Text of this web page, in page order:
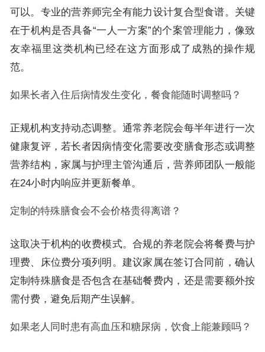
可以。专业的营养师完全有能力设计复合型食谱。关键
在于机构是否具备“一人一方案”的个案管理能力，像致
友幸福里这类机构已经在这方面形成了成熟的操作规
范。
如果长者入住后病情发生变化，餐食能随时调整吗？
正规机构支持动态调整。通常养老院会每半年进行一次
健康复评，若长者因病情变化需要改变膳食形态或调整
营养结构，家属与护理主管沟通后，营养师团队一般能
在24小时内响应并更新餐单。
定制的特殊膳食会不会价格贵得离谱？
这取决于机构的收费模式。合规的养老院会将餐费与护
理费、床位费分项列明。建议家属在签订合同前，确认
定制特殊膳食是否包含在基础餐费内，还是需要额外按
需付费，避免后期产生误解。
如果老人同时患有高血压和糖尿病，饮食上能兼顾吗？